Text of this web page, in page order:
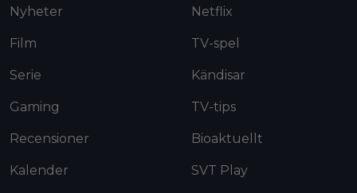
Nyheter
Film
Serie
Gaming
Recensioner
Kalender
Netflix
TV-spel
Kändisar
TV-tips
Bioaktuellt
SVT Play